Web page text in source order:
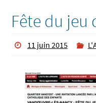
Fête du jeu
11 juin 2015